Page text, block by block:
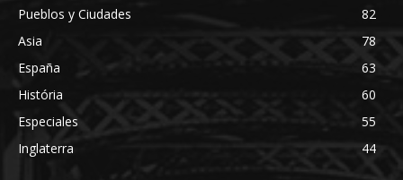
Pueblos y Ciudades
82
Asia
78
España
63
História
60
Especiales
55
Inglaterra
44